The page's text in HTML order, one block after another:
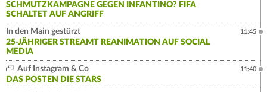
SCHMUTZKAMPAGNE GEGEN INFANTINO? FIFA
SCHALTET AUF ANGRIFF
In den Main gestürzt
25-JÄHRIGER STREAMT REANIMATION AUF SOCIAL
MEDIA
11:45
Auf Instagram & Co
DAS POSTEN DIE STARS
11:40